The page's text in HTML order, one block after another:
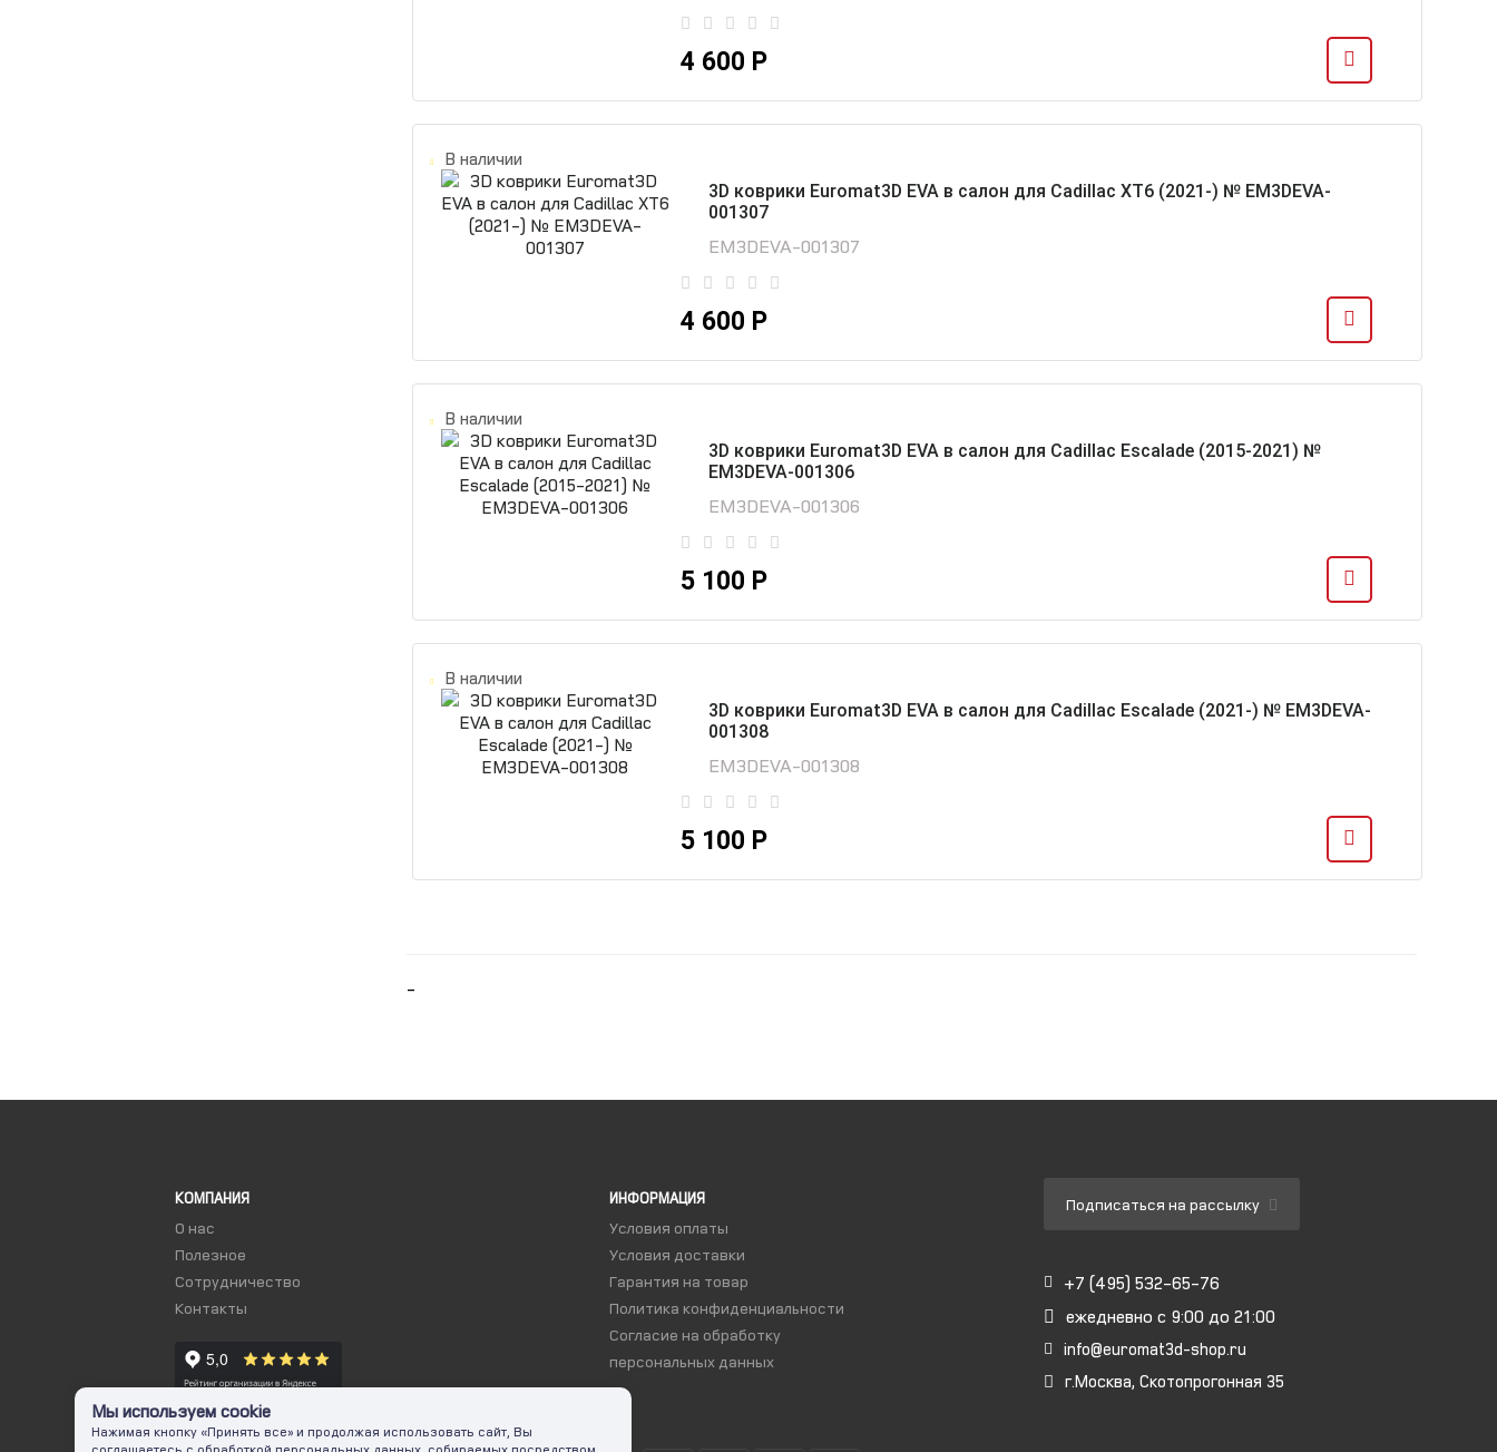
4 600 Р
В наличии
3D коврики Euromat3D EVA в салон для Cadillac XT6 (2021-) № EM3DEVA-
001307
EM3DEVA-001307
4 600 Р
В наличии
3D коврики Euromat3D EVA в салон для Cadillac Escalade (2015-2021) №
EM3DEVA-001306
EM3DEVA-001306
5 100 Р
В наличии
3D коврики Euromat3D EVA в салон для Cadillac Escalade (2021-) № EM3DEVA-
001308
EM3DEVA-001308
5 100 Р
КОМПАНИЯ
О нас
Полезное
Сотрудничество
Контакты
ИНФОРМАЦИЯ
Условия оплаты
Условия доставки
Гарантия на товар
Политика конфиденциальности
Согласие на обработку
персональных данных
Подписаться на рассылку
+7 (495) 532-65-76
ежедневно с 9:00 до 21:00
info@euromat3d-shop.ru
г.Москва, Скотопрогонная 35
Мы используем cookie
Нажимая кнопку «Принять все» и продолжая использовать сайт, Вы